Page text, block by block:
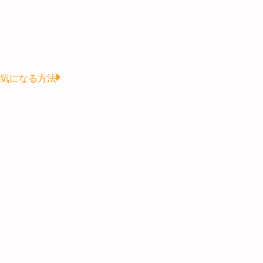
になる方法Next